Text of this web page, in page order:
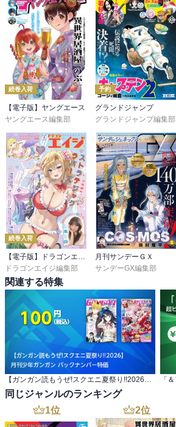
続巻入荷
【電子版】ヤングエース
ヤングエース編集部
予約
グランドジャンプ
グランドジャンプ編集部
続巻入荷
ドラゴンエイジ編集部
月刊サンデーＧＸ
サンデーGX編集部
関連する特集
同じジャンルのランキング
1位 2位